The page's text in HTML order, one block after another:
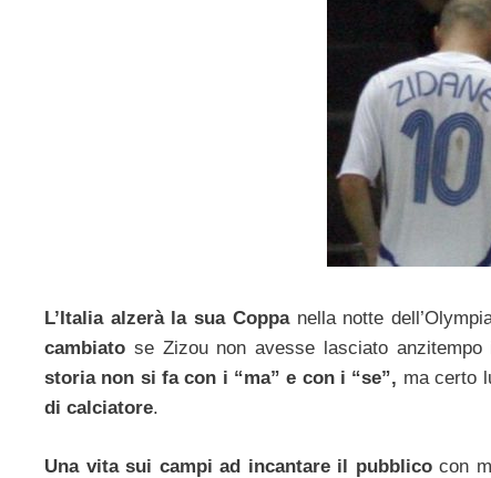
L’Italia alzerà la sua Coppa nella notte
cambiato se Zizou non avesse lasciato
storia non si fa con i “ma” e con i “se”, ma certo
di calciatore.
Una vita sui campi ad incantare il pubblicocon